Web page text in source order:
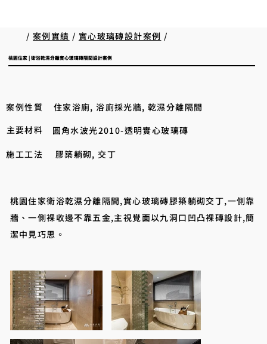
/案例實績 / 實心玻璃磚設計案例 /
桃園住家衛浴乾濕分離隔間,實心玻璃磚膠築躺砌交丁,一側靠
牆、一側裸收邊不靠五金,主視覺面以九洞口凹凸裸磚設計,簡
潔中見巧思。
案例性質
住家浴廁, 浴廁採光牆, 乾濕分離隔間
主要材料
圓角水波光2010-透明實心玻璃磚
施工工法 膠築躺砌, 交丁
桃園住家 | 衛浴乾濕分離實心玻璃磚隔間設計案例